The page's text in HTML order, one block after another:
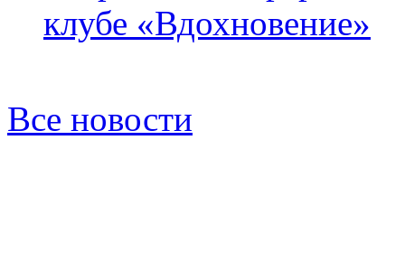
клубе «Вдохновение»
Все новости